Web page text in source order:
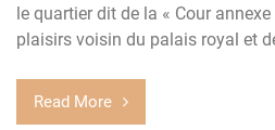
le quartier dit de la « Cour
plaisirs voisin du palais royal et
Read More